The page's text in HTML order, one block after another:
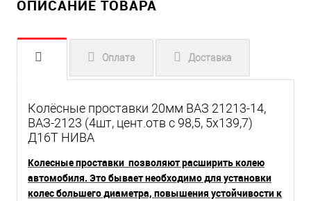
ОПИСАНИЕ ТОВАРА
Оплата Доставка
Колёсные проставки 20мм ВАЗ 21213-14,
ВАЗ-2123 (4шт, цент.отв с 98,5, 5х139,7)
Д16Т НИВА
Колесные проставки позволяют расширить колею
автомобиля. Это бывает необходимо для установки
колес большего диаметра, повышения устойчивости к